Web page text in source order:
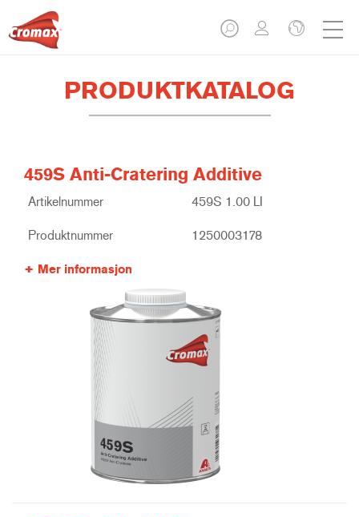
PRODUKTKATALOG
459S Anti-Cratering Additive
Artikelnummer 459S 1.00 LI
Produktnummer 1250003178
Mer informasjon